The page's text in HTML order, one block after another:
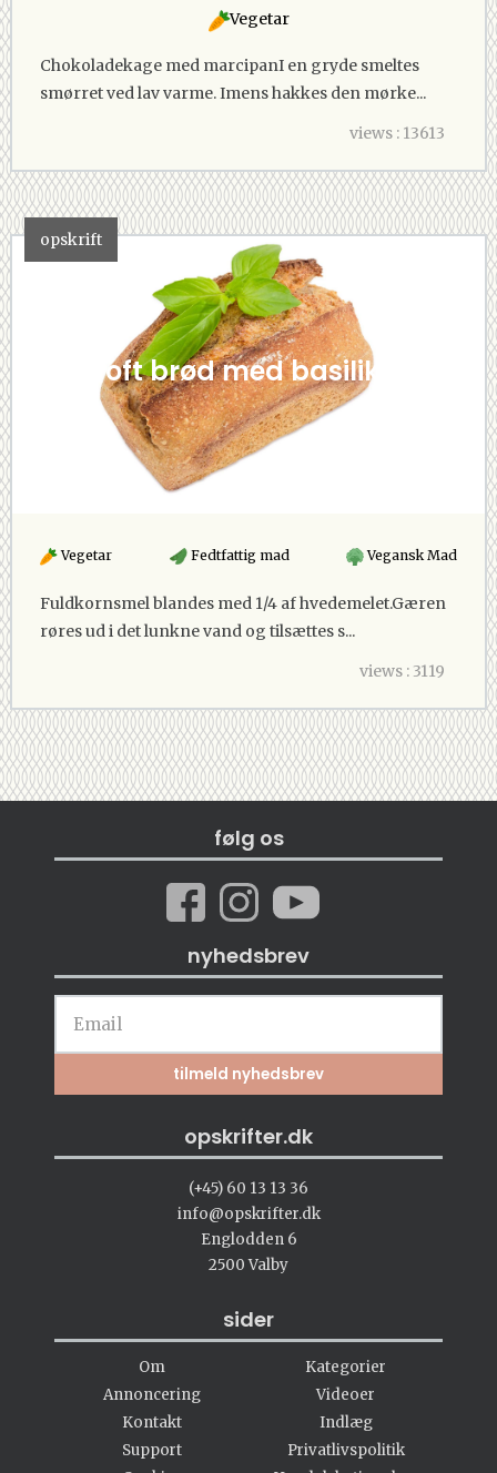
Vegetar
Chokoladekage med marcipanI en gryde smeltes
smørret ved lav varme. Imens hakkes den mørke...
views : 13613
opskrift
Groft brød med basilikum
Vegetar Fedtfattig mad Vegansk Mad
Fuldkornsmel blandes med 1/4 af hvedemelet.Gæren
røres ud i det lunkne vand og tilsættes s...
views : 3119
følg os
nyhedsbrev
opskrifter.dk
(+45) 60 13 13 36
info@opskrifter.dk
Englodden 6
2500 Valby
sider
Om
Annoncering
Kontakt
Support
Kategorier
Videoer
Indlæg
Privatlivspolitik